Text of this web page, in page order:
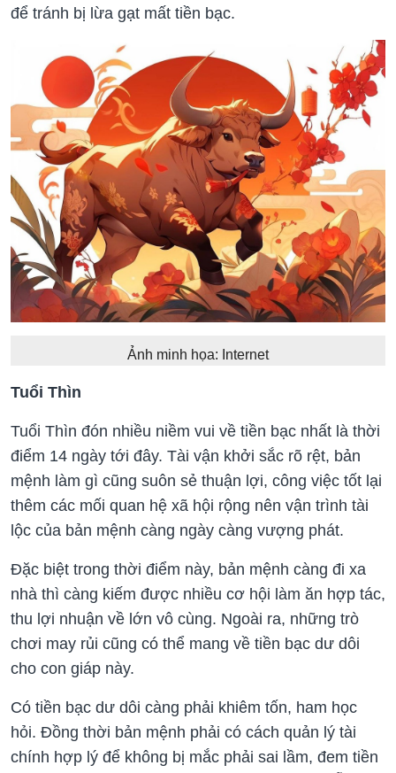
để tránh bị lừa gạt mất tiền bạc.
Ảnh minh họa: Internet
Tuổi Thìn
Tuổi Thìn đón nhiều niềm vui về tiền bạc nhất là thời
điểm 14 ngày tới đây. Tài vận khởi sắc rõ rệt, bản
mệnh làm gì cũng suôn sẻ thuận lợi, công việc tốt lại
thêm các mối quan hệ xã hội rộng nên vận trình tài
lộc của bản mệnh càng ngày càng vượng phát.
Đặc biệt trong thời điểm này, bản mệnh càng đi xa
nhà thì càng kiếm được nhiều cơ hội làm ăn hợp tác,
thu lợi nhuận về lớn vô cùng. Ngoài ra, những trò
chơi may rủi cũng có thể mang về tiền bạc dư dôi
cho con giáp này.
Có tiền bạc dư dôi càng phải khiêm tốn, ham học
hỏi. Đồng thời bản mệnh phải có cách quản lý tài
chính hợp lý để không bị mắc phải sai lầm, đem tiền